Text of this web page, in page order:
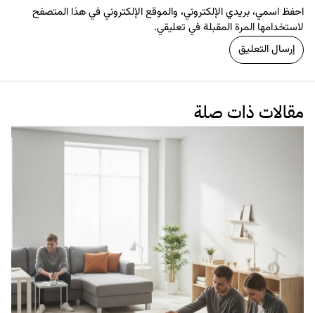
احفظ اسمي، بريدي الإلكتروني، والموقع الإلكتروني في هذا المتصفح
لاستخدامها المرة المقبلة في تعليقي.
مقالات ذات صلة